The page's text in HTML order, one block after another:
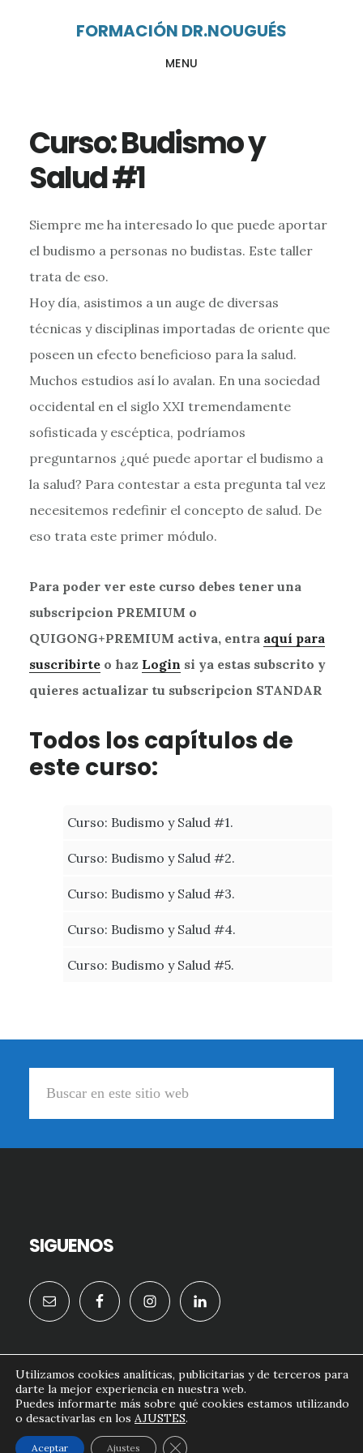
FORMACIÓN DR.NOUGUÉS
MENU
Curso: Budismo y
Salud #1
Siempre me ha interesado lo que puede aportar
el budismo a personas no budistas. Este taller
trata de eso.
Hoy día, asistimos a un auge de diversas
técnicas y disciplinas importadas de oriente que
poseen un efecto beneficioso para la salud.
Muchos estudios así lo avalan. En una sociedad
occidental en el siglo XXI tremendamente
sofisticada y escéptica, podríamos
preguntarnos ¿qué puede aportar el budismo a
la salud? Para contestar a esta pregunta tal vez
necesitemos redefinir el concepto de salud. De
eso trata este primer módulo.
Para poder ver este curso debes tener una
subscripcion PREMIUM o
QUIGONG+PREMIUM activa, entra aquí para
suscribirteo haz Login si ya estas subscrito y
quieres actualizar tu subscripcion STANDAR
Todos los capítulos de
este curso:
Curso: Budismo y Salud #1.
Curso: Budismo y Salud #2.
Curso: Budismo y Salud #3.
Curso: Budismo y Salud #4.
Curso: Budismo y Salud #5.
SIGUENOS
formacion.doctornougues.com© 2026
AVISO LEGAL
POLITICA DE COOKIES
CONTACTO
Utilizamos cookies analíticas, publicitarias y de terceros para
darte la mejor experiencia en nuestra web.
Puedes informarte más sobre qué cookies estamos utilizando
o desactivarlas en los AJUSTES.
Aceptar Ajustes CERRAR EL BANNER DE